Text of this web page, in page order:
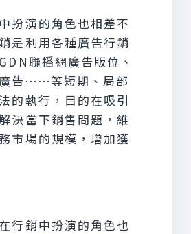
扮演的角色也相差不
是利用各種廣告行銷
聯播網廣告版位、
告⋯⋯等短期、局部
的執行，目的在吸引
決當下銷售問題，維
市場的規模，增加獲
行銷中扮演的角色也